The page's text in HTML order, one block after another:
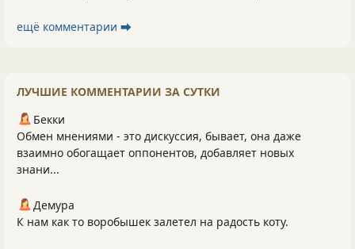
ещё комментарии ⮕
ЛУЧШИЕ КОММЕНТАРИИ ЗА СУТКИ
Бекки
Обмен мнениями - это дискуссия, бывает, она даже
взаимно обогащает оппонентов, добавляет новых
знани...
Демура
К нам как то воробышек залетел на радость коту.